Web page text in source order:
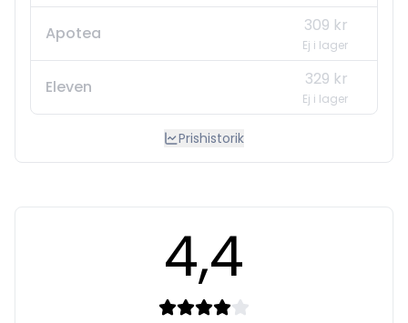
Apotea 309 kr
Ej i lager
Eleven 329 kr
Ej i lager
Prishistorik
4,4